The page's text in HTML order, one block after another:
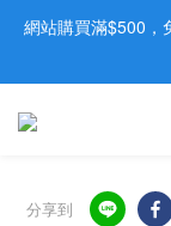
歡迎親臨旺角店購
網站購買滿$500，
歡迎親臨旺角店購
分享到